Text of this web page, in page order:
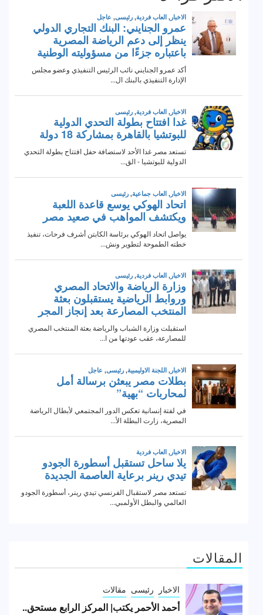
المقالات
الاخبار رئيسى مقالات
أحمد الأحمر يكتب| المركز الرابع مستحق..